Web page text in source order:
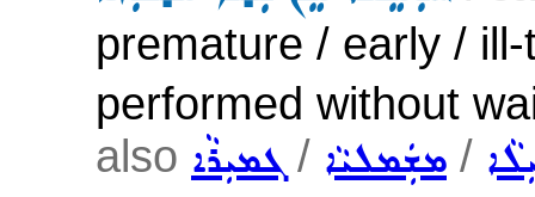
premature / early /
performed without
also ܓܡܝܼܪܵܐ / ܡܫܲܡܠܝܵܐ /